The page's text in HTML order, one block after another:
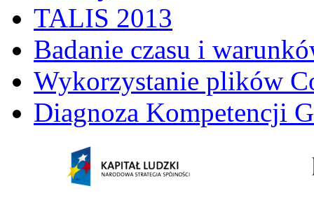
TALIS 2013
Badanie czasu i
Wykorzystanie plików
Diagnoza Kompetencji